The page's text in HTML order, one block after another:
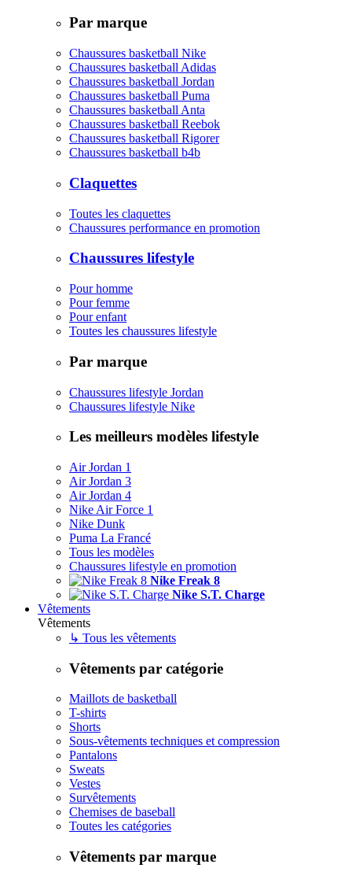
Par marque
Chaussures basketball Nike
Chaussures basketball Adidas
Chaussures basketball Jordan
Chaussures basketball Puma
Chaussures basketball Anta
Chaussures basketball Reebok
Chaussures basketball Rigorer
Chaussures basketball b4b
Claquettes
Toutes les claquettes
Chaussures performance en promotion
Chaussures lifestyle
Pour homme
Pour femme
Pour enfant
Toutes les chaussures lifestyle
Par marque
Chaussures lifestyle Jordan
Chaussures lifestyle Nike
Les meilleurs modèles lifestyle
Air Jordan 1
Air Jordan 3
Air Jordan 4
Nike Air Force 1
Nike Dunk
Puma La Francé
Tous les modèles
Chaussures lifestyle en promotion
Nike Freak 8
Nike S.T. Charge
Vêtements
Vêtements
↳ Tous les vêtements
Vêtements par catégorie
Maillots de basketball
T-shirts
Shorts
Sous-vêtements techniques et compression
Pantalons
Sweats
Vestes
Survêtements
Chemises de baseball
Toutes les catégories
Vêtements par marque